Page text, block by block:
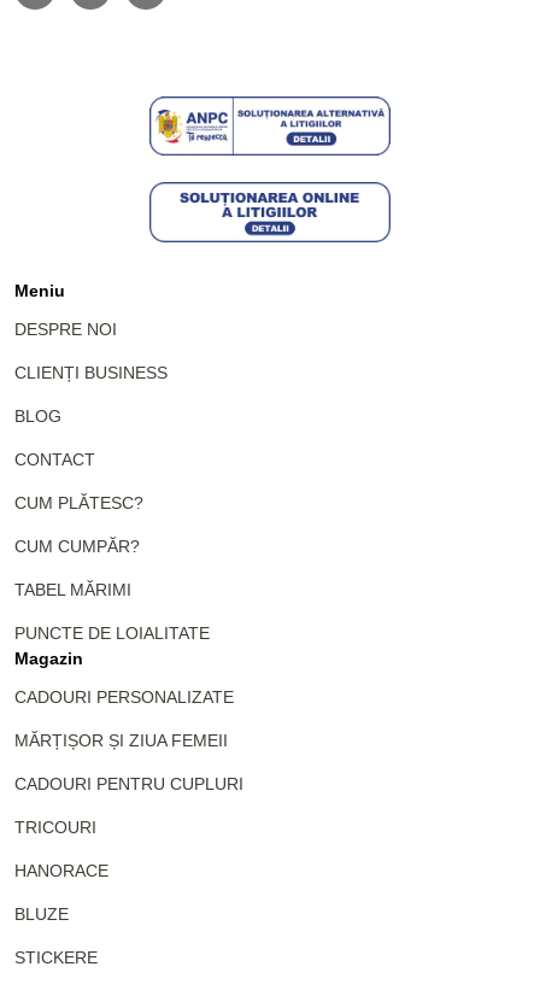
Meniu
DESPRE NOI
CLIENȚI BUSINESS
BLOG
CONTACT
CUM PLĂTESC?
CUM CUMPĂR?
TABEL MĂRIMI
PUNCTE DE LOIALITATE
Magazin
CADOURI PERSONALIZATE
MĂRȚIȘOR ȘI ZIUA FEMEII
CADOURI PENTRU CUPLURI
TRICOURI
HANORACE
BLUZE
STICKERE